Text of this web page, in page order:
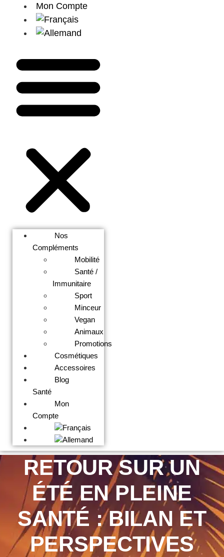
Mon Compte
Nos
Compléments
Mobilité
Santé /
Immunitaire
Sport
Minceur
Vegan
Animaux
Promotions
Cosmétiques
Accessoires
Blog
Santé
Mon
Compte
RETOUR SUR UN
ÉTÉ EN PLEINE
SANTÉ : BILAN ET
PERSPECTIVES